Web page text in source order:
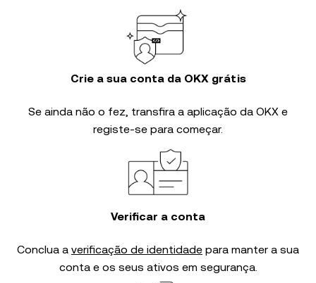
Crie a sua conta da OKX grátis
Se ainda não o fez, transfira a aplicação da OKX e
registe-se para começar.
Verificar a conta
Conclua a verificação de identidade para manter a sua
conta e os seus ativos em segurança.